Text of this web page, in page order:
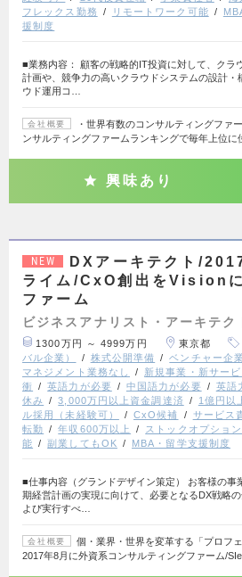
フレックス勤務
リモートワーク可能
援制度
■業務内容： 顧客の戦略的IT投資に対して、クラ
計画や、競争力の高いクラウドシステムの設計・
ウド運用コ…
会社概要
・世界有数のコンサルティングファ
ンサルティングファームランキングで毎年上位に
興味あり
NEW
DXアーキテクト/
ライム/CxO創出をVision
ファーム
ビジネスアナリスト・アーキテク
1300万円 ～ 4999万円 東京都
バル企業）
株式公開準備 ベンチャー企業
マネジメント業務なし
新規事業・新サービ
衝
英語力が必要 中国語力が必要 英語
休み
3,000万円以上資金調達済 1億円以
ル採用（未経験可）
CxO候補 サービス
転勤
年収600万以上 ストックオプション
能
副業してもOK MBA・留学支援制度
■仕事内容（グランドデザイン策定） お客様の事
期経営計画の実現に向けて、必要となるDX戦略
よび実行すべ…
会社概要
個・業界・世界を変革する「プロ
2017年8月に外資系コンサルティングファーム/